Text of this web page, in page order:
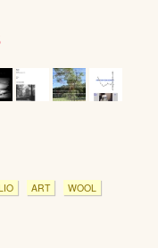
ART WOOL